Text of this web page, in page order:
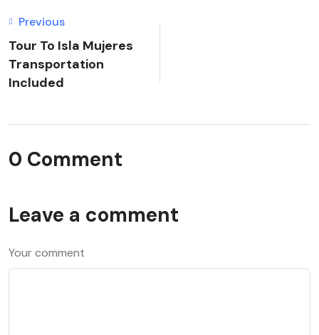
Previous
Tour To Isla Mujeres
Transportation
Included
0 Comment
Leave a comment
Your comment